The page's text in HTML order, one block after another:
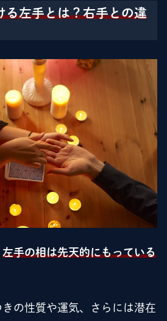
る左手とは？右手との違
左手の相は先天的にもっている
の性質や運気、さらには潜在